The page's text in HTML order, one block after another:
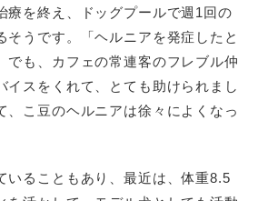
療を終え、ドッグプールで週1回の
そうです。「ヘルニアを発症したと
でも、カフェの常連客のフレブル仲
イスをくれて、とても助けられまし
、こ豆のヘルニアは徐々によくなっ
いることもあり、最近は、体重8.5